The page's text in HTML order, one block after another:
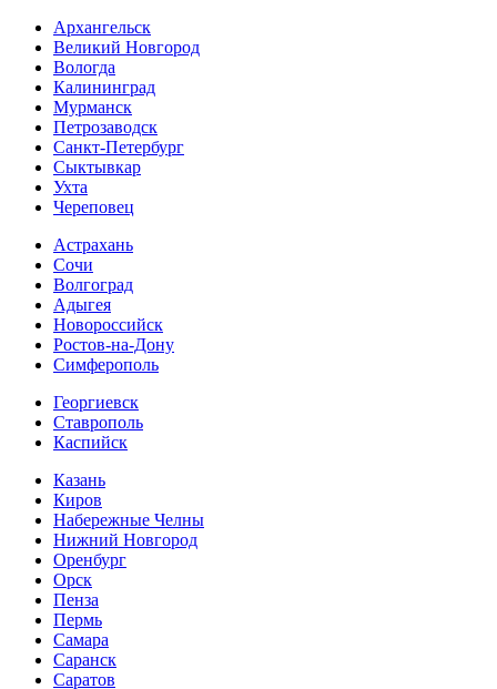
Архангельск
Великий Новгород
Вологда
Калининград
Мурманск
Петрозаводск
Санкт-Петербург
Сыктывкар
Ухта
Череповец
Астрахань
Сочи
Волгоград
Адыгея
Новороссийск
Ростов-на-Дону
Симферополь
Георгиевск
Ставрополь
Каспийск
Казань
Киров
Набережные Челны
Нижний Новгород
Оренбург
Орск
Пенза
Пермь
Самара
Саранск
Саратов